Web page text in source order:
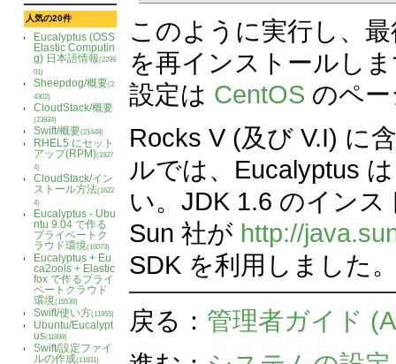
人気の20件
Eucalyptus (OSS
Elastic Computin
g) 日本語情報(2299
01)
Sheepdog/概要(2
4302)
CloudStack/概要
(23934)
Swift/概要(21448)
RHEL5 にセット
アップ(RPM)(1927
4)
CloudStack/イン
ストール方法(1622
4)
Eucalyptus - Ubu
ntu 9.04 で作る
プライベートク
ラウド環境(16073)
Eucalyptus + Eu
ca2ools + Elastic
fox で作るプライ
ベートクラウド
環境(15536)
Swift/使い方(11955)
Ubuntu/Eucalypt
us(11898)
Swift/設定ファイ
ルの作成(11831)
このように実行し、
を再インストールし
設定は CentOS のペ
Rocks V (及び V.I) に
ルでは、Eucalyptus
い。JDK 1.6 のイン
Sun 社が http://
SDK を利用しました
戻る： 管理者ガイド